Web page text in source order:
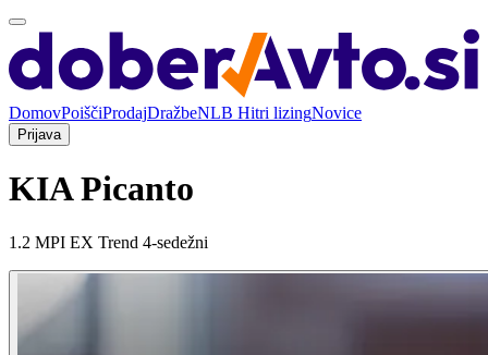
DomovPoiščiProdajDražbeNLB Hitri lizingNovice
Prijava
KIA Picanto
1.2 MPI EX Trend 4-sedežni